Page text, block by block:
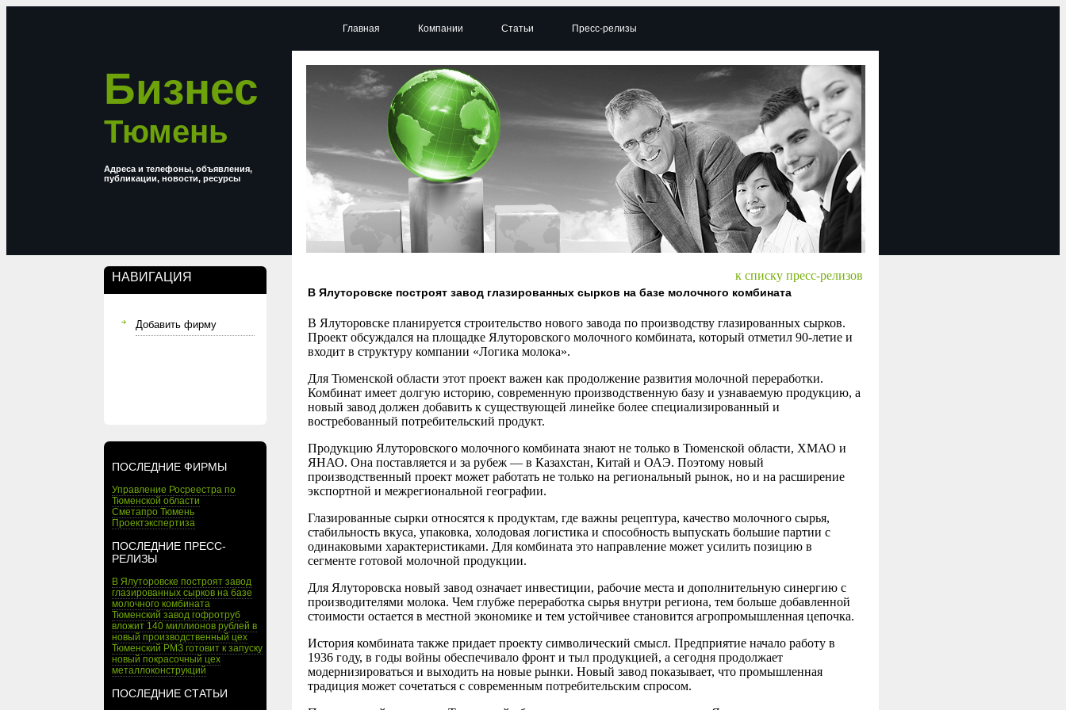
Бизнес
Тюмень
Адреса и телефоны, объявления,
публикации, новости, ресурсы
НАВИГАЦИЯ
Добавить фирму
ПОСЛЕДНИЕ ФИРМЫ
Управление Росреестра по
Тюменской области
Сметапро Тюмень
Проектэкспертиза
ПОСЛЕДНИЕ ПРЕСС-
РЕЛИЗЫ
В Ялуторовске построят завод
глазированных сырков на базе
молочного комбината
Тюменский завод гофротруб
вложит 140 миллионов рублей в
новый производственный цех
Тюменский РМЗ готовит к запуску
новый покрасочный цех
металлоконструкций
ПОСЛЕДНИЕ СТАТЬИ
Главная Компании Статьи Пресс-релизы
к списку пресс-релизов
В Ялуторовске построят завод глазированных сырков на базе молочного комбината
В Ялуторовске планируется строительство нового завода по производству глазированных сырков.
Проект обсуждался на площадке Ялуторовского молочного комбината, который отметил 90-летие и
входит в структуру компании «Логика молока».
Для Тюменской области этот проект важен как продолжение развития молочной переработки.
Комбинат имеет долгую историю, современную производственную базу и узнаваемую продукцию, а
новый завод должен добавить к существующей линейке более специализированный и
востребованный потребительский продукт.
Продукцию Ялуторовского молочного комбината знают не только в Тюменской области, ХМАО и
ЯНАО. Она поставляется и за рубеж — в Казахстан, Китай и ОАЭ. Поэтому новый
производственный проект может работать не только на региональный рынок, но и на расширение
экспортной и межрегиональной географии.
Глазированные сырки относятся к продуктам, где важны рецептура, качество молочного сырья,
стабильность вкуса, упаковка, холодовая логистика и способность выпускать большие партии с
одинаковыми характеристиками. Для комбината это направление может усилить позицию в
сегменте готовой молочной продукции.
Для Ялуторовска новый завод означает инвестиции, рабочие места и дополнительную синергию с
производителями молока. Чем глубже переработка сырья внутри региона, тем больше добавленной
стоимости остается в местной экономике и тем устойчивее становится агропромышленная цепочка.
История комбината также придает проекту символический смысл. Предприятие начало работу в
1936 году, в годы войны обеспечивало фронт и тыл продукцией, а сегодня продолжает
модернизироваться и выходить на новые рынки. Новый завод показывает, что промышленная
традиция может сочетаться с современным потребительским спросом.